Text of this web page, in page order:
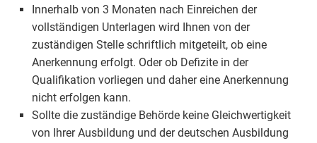
Innerhalb von 3 Monaten nach Einreichen der
vollständigen Unterlagen wird Ihnen von der
zuständigen Stelle schriftlich mitgeteilt, ob eine
Anerkennung erfolgt. Oder ob Defizite in der
Qualifikation vorliegen und daher eine Anerkennung
nicht erfolgen kann.
Sollte die zuständige Behörde keine Gleichwertigkeit
von Ihrer Ausbildung und der deutschen Ausbildung